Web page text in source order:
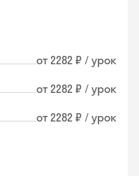
от 2282 ₽ / урок
от 2282 ₽ / урок
от 2282 ₽ / урок